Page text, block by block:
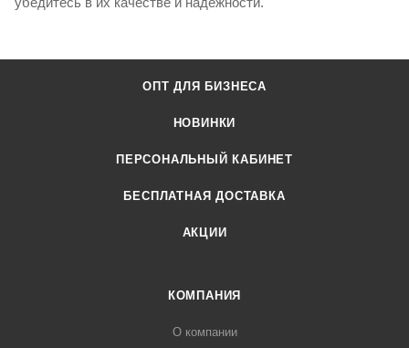
ОПТ ДЛЯ БИЗНЕСА
НОВИНКИ
ПЕРСОНАЛЬНЫЙ КАБИНЕТ
БЕСПЛАТНАЯ ДОСТАВКА
АКЦИИ
КОМПАНИЯ
О компании